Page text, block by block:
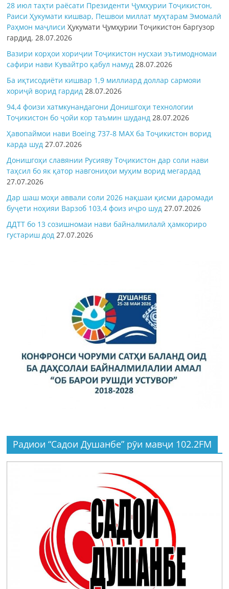
28 июл таҳти раёсати Президенти Ҷумҳурии Тоҷикистон,
Раиси Ҳукумати кишвар, Пешвои миллат муҳтарам Эмомалӣ
Раҳмон маҷлисиҲукумати Ҷумҳурии Тоҷикистон баргузор
гардид.28.07.2026
Вазири корҳои хориҷии Тоҷикистон нусхаи эътимодномаи
сафири нави Кувайтро қабул намуд 28.07.2026
Ба иқтисодиёти кишвар 1,9 миллиард доллар сармояи
хориҷӣ ворид гардид 28.07.2026
94,4 фоизи хатмкунандагони Донишгоҳи технологии
Тоҷикистон бо ҷойи кор таъмин шуданд 28.07.2026
Ҳавопаймои нави Boeing 737-8 MAX ба Тоҷикистон ворид
карда шуд 27.07.2026
Донишгоҳи славянии Русияву Тоҷикистон дар соли нави
таҳсил бо як қатор навгониҳои муҳим ворид мегардад
27.07.2026
Дар шаш моҳи аввали соли 2026 нақшаи қисми даромади
буҷети ноҳияи Варзоб 103,4 фоиз иҷро шуд 27.07.2026
ДДТТ бо 13 созишномаи нави байналмилалӣ ҳамкориро
густариш дод 27.07.2026
Радиои “Садои Душанбе” рӯи мавҷи 102.2FM